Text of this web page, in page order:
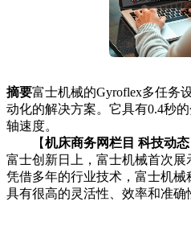
摘要富士机械的Gyroflex多任务
动化的解决方案。它具有0.4秒
轴速度。
【机床商务网栏目 科技动态
富士创新日上，富士机械首次展
凭借多年的行业技术，富士机械
具有很高的灵活性、效率和准确